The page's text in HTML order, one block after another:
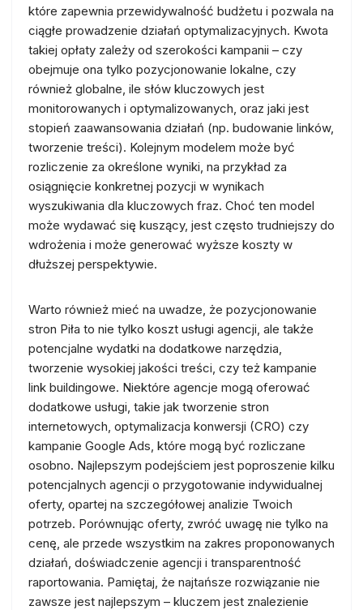
które zapewnia przewidywalność budżetu i pozwala na
ciągłe prowadzenie działań optymalizacyjnych. Kwota
takiej opłaty zależy od szerokości kampanii – czy
obejmuje ona tylko pozycjonowanie lokalne, czy
również globalne, ile słów kluczowych jest
monitorowanych i optymalizowanych, oraz jaki jest
stopień zaawansowania działań (np. budowanie linków,
tworzenie treści). Kolejnym modelem może być
rozliczenie za określone wyniki, na przykład za
osiągnięcie konkretnej pozycji w wynikach
wyszukiwania dla kluczowych fraz. Choć ten model
może wydawać się kuszący, jest często trudniejszy do
wdrożenia i może generować wyższe koszty w
dłuższej perspektywie.
Warto również mieć na uwadze, że pozycjonowanie
stron Piła to nie tylko koszt usługi agencji, ale także
potencjalne wydatki na dodatkowe narzędzia,
tworzenie wysokiej jakości treści, czy też kampanie
link buildingowe. Niektóre agencje mogą oferować
dodatkowe usługi, takie jak tworzenie stron
internetowych, optymalizacja konwersji (CRO) czy
kampanie Google Ads, które mogą być rozliczane
osobno. Najlepszym podejściem jest poproszenie kilku
potencjalnych agencji o przygotowanie indywidualnej
oferty, opartej na szczegółowej analizie Twoich
potrzeb. Porównując oferty, zwróć uwagę nie tylko na
cenę, ale przede wszystkim na zakres proponowanych
działań, doświadczenie agencji i transparentność
raportowania. Pamiętaj, że najtańsze rozwiązanie nie
zawsze jest najlepszym – kluczem jest znalezienie